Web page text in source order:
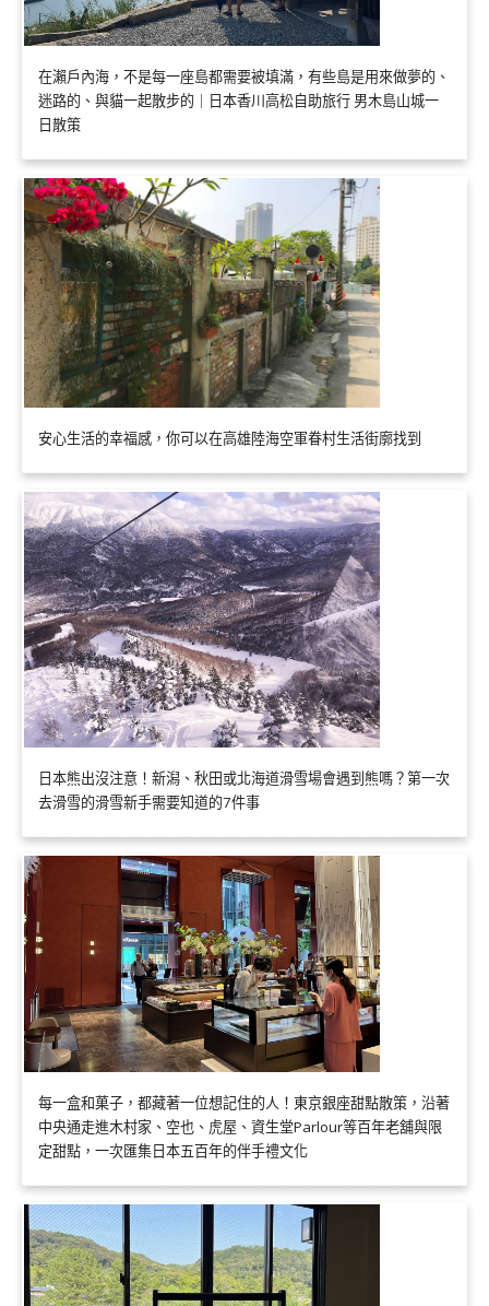
在瀨戶內海，不是每一座島都需要被填滿，有些島是用來做夢的、
迷路的、與貓一起散步的｜日本香川高松自助旅行 男木島山城一
日散策
安心生活的幸福感，你可以在高雄陸海空軍眷村生活街廓找到
日本熊出沒注意！新潟、秋田或北海道滑雪場會遇到熊嗎？第一次
去滑雪的滑雪新手需要知道的7件事
每一盒和菓子，都藏著一位想記住的人！東京銀座甜點散策，沿著
中央通走進木村家、空也、虎屋、資生堂Parlour等百年老舖與限
定甜點，一次匯集日本五百年的伴手禮文化